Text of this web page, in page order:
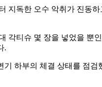
지독한 오수 악취가 진동하
각티슈 몇 장을 넣었을 뿐
.
기 하부의 체결 상태를 점검